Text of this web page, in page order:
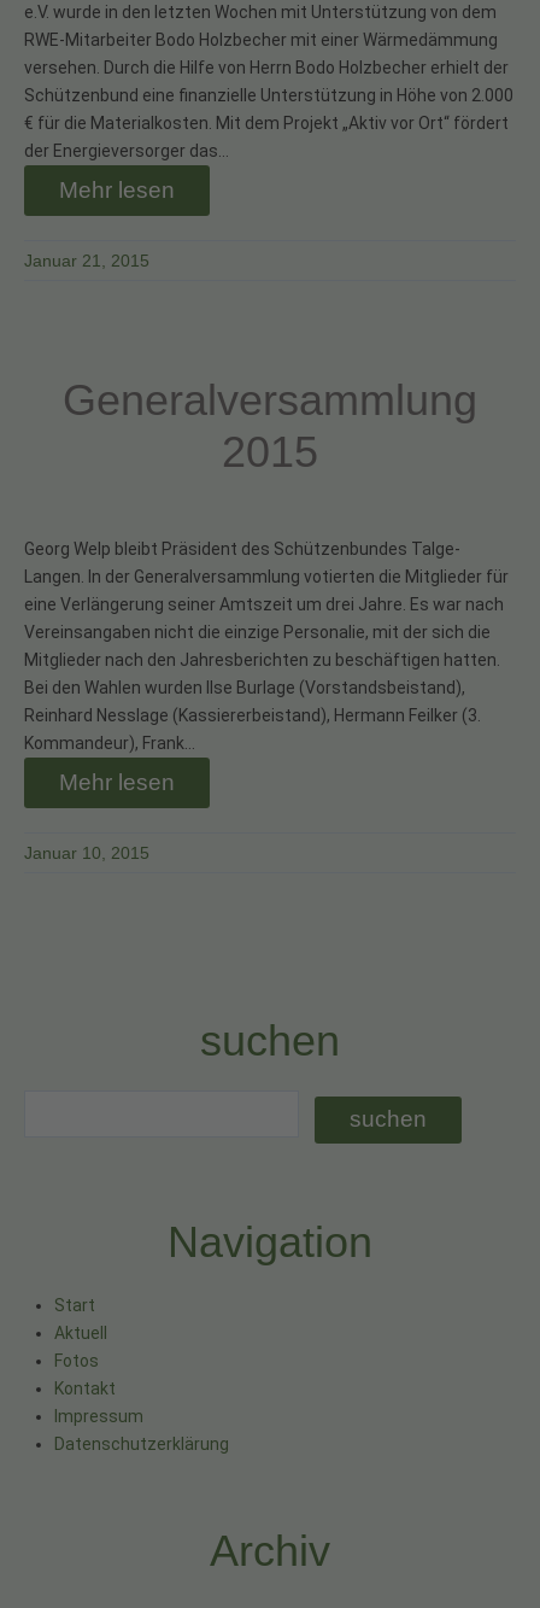
e.V. wurde in den letzten Wochen mit Unterstützung von dem
RWE-Mitarbeiter Bodo Holzbecher mit einer Wärmedämmung
versehen. Durch die Hilfe von Herrn Bodo Holzbecher erhielt der
Schützenbund eine finanzielle Unterstützung in Höhe von 2.000
€ für die Materialkosten. Mit dem Projekt „Aktiv vor Ort“ fördert
der Energieversorger das…
Mehr lesen
Januar 21, 2015
Generalversammlung
2015
Georg Welp bleibt Präsident des Schützenbundes Talge-
Langen. In der Generalversammlung votierten die Mitglieder für
eine Verlängerung seiner Amtszeit um drei Jahre. Es war nach
Vereinsangaben nicht die einzige Personalie, mit der sich die
Mitglieder nach den Jahresberichten zu beschäftigen hatten.
Bei den Wahlen wurden Ilse Burlage (Vorstandsbeistand),
Reinhard Nesslage (Kassiererbeistand), Hermann Feilker (3.
Kommandeur), Frank…
Mehr lesen
Januar 10, 2015
suchen
Navigation
Start
Aktuell
Fotos
Kontakt
Impressum
Datenschutzerklärung
Archiv